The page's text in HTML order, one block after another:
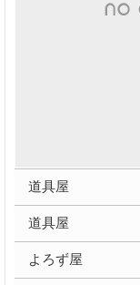
道具屋
道具屋
よろず屋